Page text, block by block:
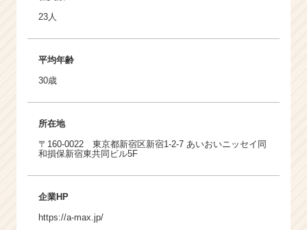
23人
平均年齢
30歳
所在地
〒160-0022 東京都新宿区新宿1-2-7 あいおいニッセイ同
和損保新宿東共同ビル5F
企業HP
https://a-max.jp/